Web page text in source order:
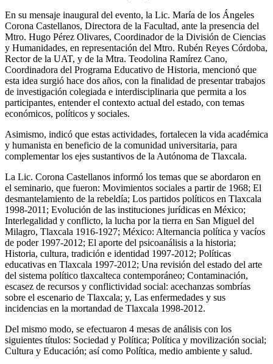
En su mensaje inaugural del evento, la Lic. María de los Ángeles
Corona Castellanos, Directora de la Facultad, ante la presencia del
Mtro. Hugo Pérez Olivares, Coordinador de la División de Ciencias
y Humanidades, en representación del Mtro. Rubén Reyes Córdoba,
Rector de la UAT, y de la Mtra. Teodolina Ramírez Cano,
Coordinadora del Programa Educativo de Historia, mencionó que
esta idea surgió hace dos años, con la finalidad de presentar trabajos
de investigación colegiada e interdisciplinaria que permita a los
participantes, entender el contexto actual del estado, con temas
económicos, políticos y sociales.
Asimismo, indicó que estas actividades, fortalecen la vida académica
y humanista en beneficio de la comunidad universitaria, para
complementar los ejes sustantivos de la Autónoma de Tlaxcala.
La Lic. Corona Castellanos informó los temas que se abordaron en
el seminario, que fueron: Movimientos sociales a partir de 1968; El
desmantelamiento de la rebeldía; Los partidos políticos en Tlaxcala
1998-2011; Evolución de las instituciones jurídicas en México;
Interlegalidad y conflicto, la lucha por la tierra en San Miguel del
Milagro, Tlaxcala 1916-1927; México: Alternancia política y vacíos
de poder 1997-2012; El aporte del psicoanálisis a la historia;
Historia, cultura, tradición e identidad 1997-2012; Políticas
educativas en Tlaxcala 1997-2012; Una revisión del estado del arte
del sistema político tlaxcalteca contemporáneo; Contaminación,
escasez de recursos y conflictividad social: acechanzas sombrías
sobre el escenario de Tlaxcala; y, Las enfermedades y sus
incidencias en la mortandad de Tlaxcala 1998-2012.
Del mismo modo, se efectuaron 4 mesas de análisis con los
siguientes títulos: Sociedad y Política; Política y movilización social;
Cultura y Educación; así como Política, medio ambiente y salud.